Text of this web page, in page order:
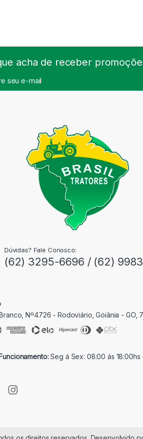
acha de receber
seu e-mail
Dúvidas? Fale Conosco:
(62) 3295-6696 / (62)
Nº4726 - Rodoviário, Goiânia - GO,
Seg á Sex: 08:00 ás 18:00hs